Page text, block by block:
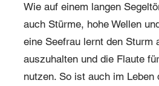
Wie auf einem langen
auch Stürme, hohe Wellen
eine Seefrau lernt den Sturm
auszuhalten und die Flaute
nutzen. So ist auch im